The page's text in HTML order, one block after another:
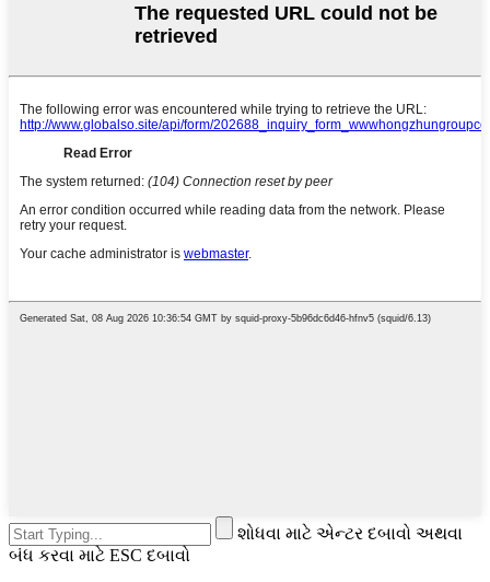
શોધવા માટે એન્ટર દબાવો અથવા
બંધ કરવા માટે ESC દબાવો